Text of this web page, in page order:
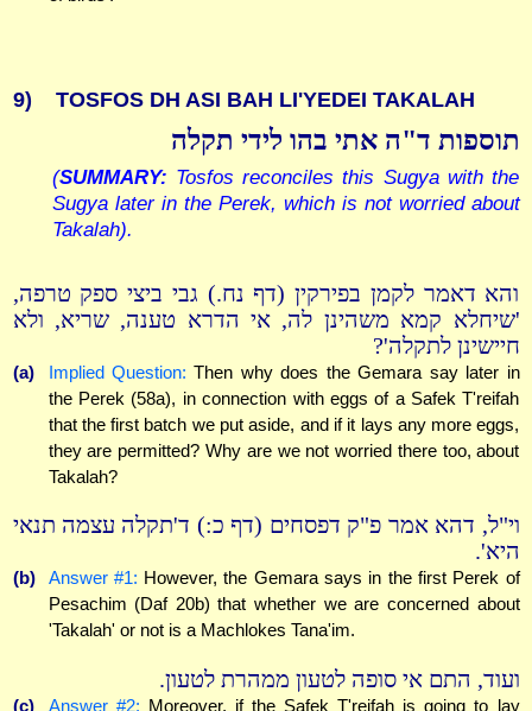
9) TOSFOS DH ASI BAH LI'YEDEI TAKALAH
תוספות ד"ה אתי בהו לידי תקלה
(SUMMARY: Tosfos reconciles this Sugya with the
Sugya later in the Perek, which is not worried about
Takalah).
והא דאמר לקמן בפירקין (דף נח.) גבי ביצי ספק טרפה,
'שיחלא קמא משהינן לה, אי הדרא טענה, שריא, ולא
חיישינן לתקלה'?
(a) Implied Question: Then why does the Gemara say later in
the Perek (58a), in connection with eggs of a Safek T'reifah
that the first batch we put aside, and if it lays any more eggs,
they are permitted? Why are we not worried there too, about
Takalah?
וי"ל, דהא אמר פ"ק דפסחים (דף כ:) ד'תקלה עצמה תנאי
היא'.
(b) Answer #1: However, the Gemara says in the first Perek of
Pesachim (Daf 20b) that whether we are concerned about
'Takalah' or not is a Machlokes Tana'im.
ועוד, התם אי סופה לטעון ממהרת לטעון.
(c) Answer #2: Moreover, if the Safek T'reifah is going to lay